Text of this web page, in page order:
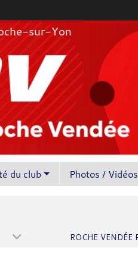
sur-Yon
du club Photos / Vidéos